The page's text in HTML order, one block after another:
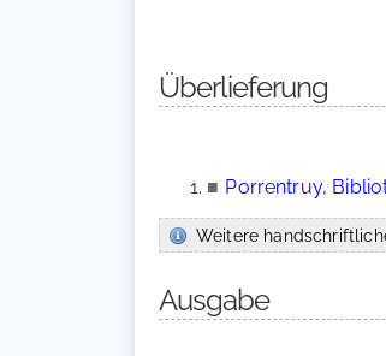
Überlieferung
■ Porrentruy,
Weitere
Ausgabe